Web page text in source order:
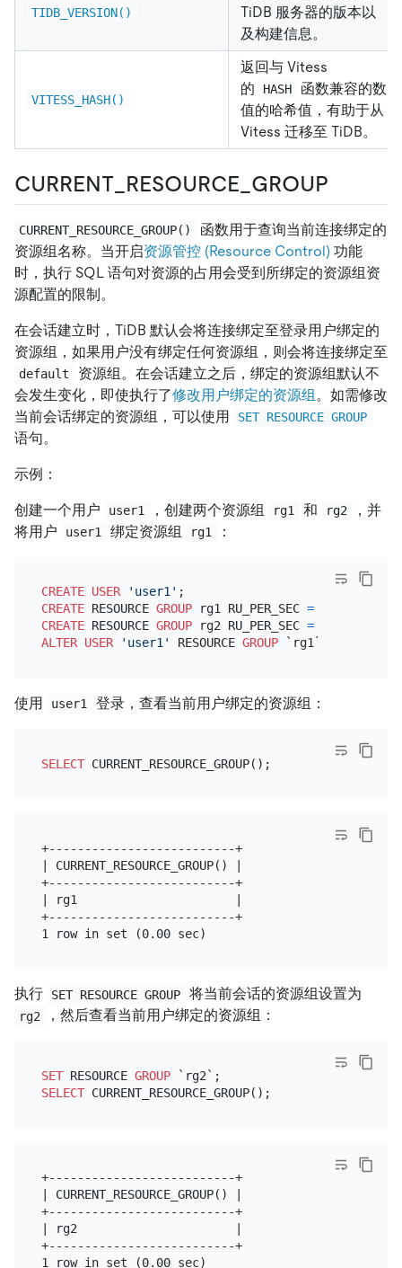
TIDB_VERSION()
TiDB 服务器的版本以
及构建信息。
VITESS_HASH()
返回与 Vitess
的
HASH
函数兼容的数
值的哈希值，有助于从
Vitess 迁移至 TiDB。
CURRENT_RESOURCE_GROUP
CURRENT_RESOURCE_GROUP()
函数用于查询当前连接绑定的
资源组名称。当开启资源管控 (Resource Control) 功能
时，执行 SQL 语句对资源的占用会受到所绑定的资源组资
源配置的限制。
在会话建立时，TiDB 默认会将连接绑定至登录用户绑定的
资源组，如果用户没有绑定任何资源组，则会将连接绑定至
default
资源组。在会话建立之后，绑定的资源组默认不
会发生变化，即使执行了修改用户绑定的资源组 。如需修改
当前会话绑定的资源组，可以使用
SET RESOURCE GROUP
语句。
示例：
创建一个用户 user1 ，创建两个资源组 rg1 和 rg2
，并
将用户
user1 绑定资源组 rg1 ：
CREATE USER 'user1'
CREATE RESOURCE GROUP rg1 RU_PER_SEC =
CREATE RESOURCE GROUP rg2 RU_PER_SEC =
ALTER USER 'user1' RESOURCE GROUP
使用 user1 登录，查看当前用户绑定的资源组：
SELECT
+--------------------------+
| CURRENT_RESOURCE_GROUP() |
+--------------------------+
| rg1                      |
+--------------------------+
执行 SET RESOURCE GROUP 将当前会话的资源组设置为
rg2 ，然后查看当前用户绑定的资源组：
SET RESOURCE GROUP
SELECT
+--------------------------+
| CURRENT_RESOURCE_GROUP() |
+--------------------------+
| rg2                      |
+--------------------------+